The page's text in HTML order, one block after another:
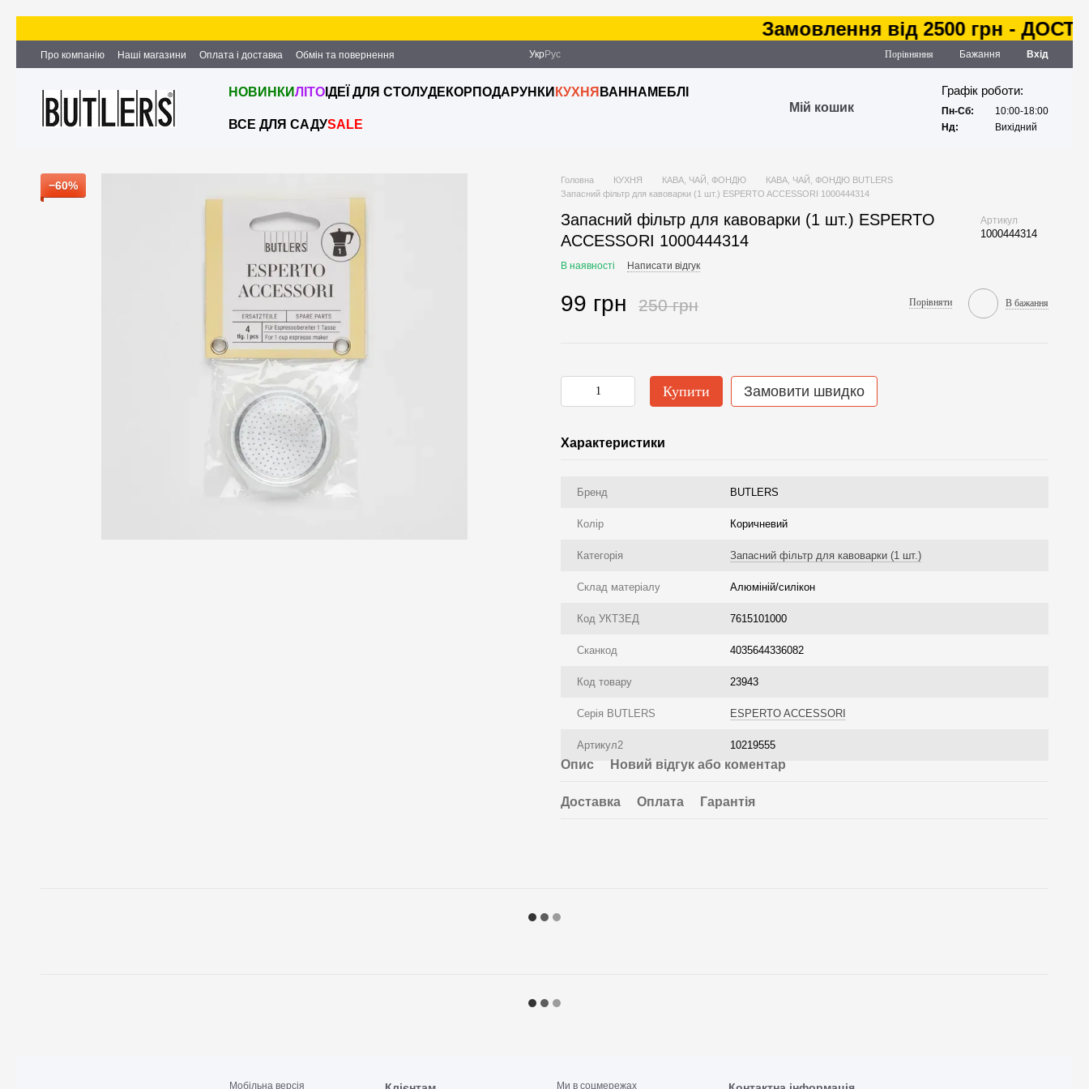
Замовлення від 2500 грн -
Про компанію Наші магазини Оплата і доставка
Обмін та повернення
Партнерство та співпраця
Вакансії Контактна інформація
Укр Рус Порівняння Бажання Вхід
НОВИНКИЛІТО ІДЕЇ ДЛЯ СТОЛУДЕКОР ПОДАРУНКИ КУХНЯ ВАННА МЕБЛІ
ВСЕ ДЛЯ САДУSALE
Мій кошик
Графік роботи:
Пн-Сб:
10:00-18:00
Нд:
Вихідний
−60% Головна КУХНЯ КАВА, ЧАЙ, ФОНДЮ
КАВА, ЧАЙ, ФОНДЮ BUTLERS
Запасний фільтр для кавоварки (1 шт.) ESPERTO ACCESSORI 1000444314
Запасний фільтр для кавоварки (1 шт.) ESPERTO
ACCESSORI 1000444314
Артикул
1000444314
В наявності Написати відгук
99 грн 250 грн Порівняти В бажання
Купити Замовити швидко
Характеристики
Бренд BUTLERS
Колір Коричневий
Категорія Запасний фільтр для кавоварки (1 шт.)
Склад матеріалу Алюміній/силікон
Код УКТЗЕД 7615101000
Сканкод 4035644336082
Код товару 23943
Серія BUTLERS ESPERTO ACCESSORI
Артикул2 10219555
Опис Новий відгук або коментар
Доставка Оплата Гарантія
Мобільна версія Ми в соцмережах